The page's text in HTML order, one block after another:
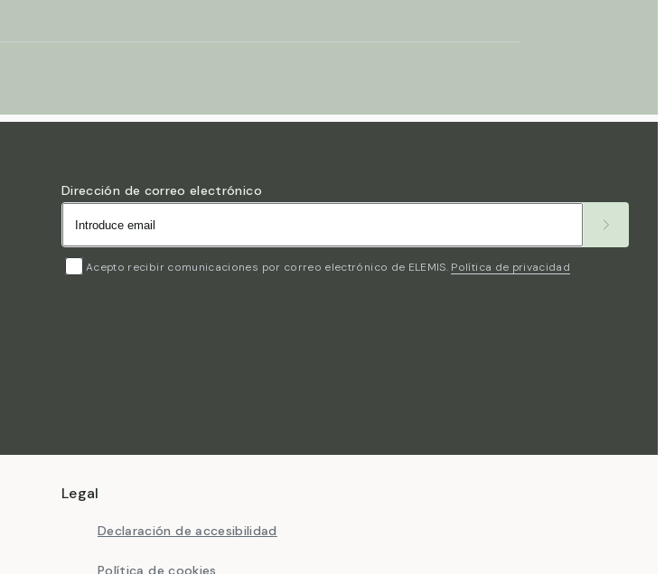
Dirección de correo electrónico
Acepto recibir comunicaciones por correo electrónico de ELEMIS. Política de privacidad
Legal
Declaración de accesibilidad
Política de cookies